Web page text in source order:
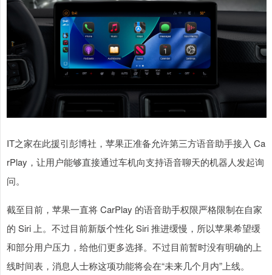
IT之家在此援引彭博社，苹果正准备允许第三方语音助手接入 Ca
rPlay，让用户能够直接通过车机向支持语音聊天的机器人发起询
问。
截至目前，苹果一直将 CarPlay 的语音助手权限严格限制在自家
的 Siri 上。不过目前新版个性化 Siri 推进缓慢，所以苹果希望缓
和部分用户压力，给他们更多选择。不过目前暂时没有明确的上
线时间表，消息人士称这项功能将会在“未来几个月内”上线。